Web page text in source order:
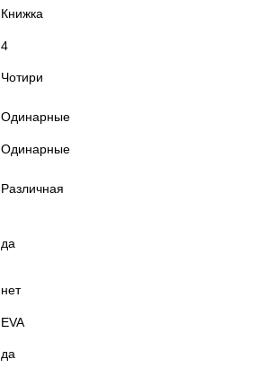
Книжка
4
Чотири
Одинарные
Одинарные
Различная
да
нет
EVA
да